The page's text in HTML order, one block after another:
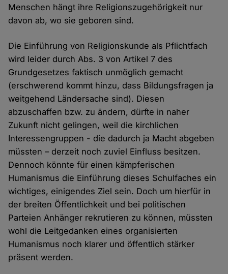
Menschen hängt ihre Religionszugehörigkeit nur
davon ab, wo sie geboren sind.
Die Einführung von Religionskunde als Pflichtfach
wird leider durch Abs. 3 von Artikel 7 des
Grundgesetzes faktisch unmöglich gemacht
(erschwerend kommt hinzu, dass Bildungsfragen ja
weitgehend Ländersache sind). Diesen
abzuschaffen bzw. zu ändern, dürfte in naher
Zukunft nicht gelingen, weil die kirchlichen
Interessengruppen - die dadurch ja Macht abgeben
müssten – derzeit noch zuviel Einfluss besitzen.
Dennoch könnte für einen kämpferischen
Humanismus die Einführung dieses Schulfaches ein
wichtiges, einigendes Ziel sein. Doch um hierfür in
der breiten Öffentlichkeit und bei politischen
Parteien Anhänger rekrutieren zu können, müssten
wohl die Leitgedanken eines organisierten
Humanismus noch klarer und öffentlich stärker
präsent werden.